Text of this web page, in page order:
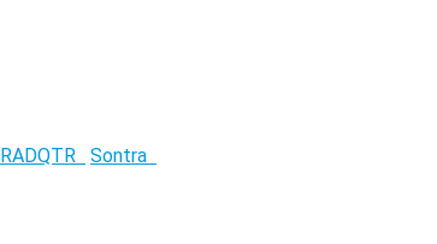
RADQTR Sontra